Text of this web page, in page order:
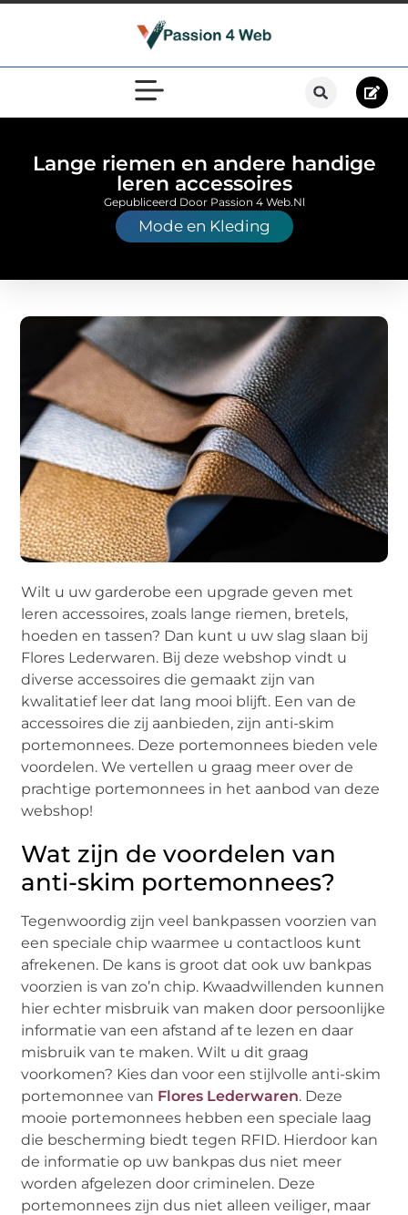
Lange riemen en andere handige
leren accessoires
Mode en Kleding
Gepubliceerd Door Passion 4 Web.nl
Wilt u uw garderobe een upgrade geven met
leren accessoires, zoals lange riemen, bretels,
hoeden en tassen? Dan kunt u uw slag slaan bij
Flores Lederwaren. Bij deze webshop vindt u
diverse accessoires die gemaakt zijn van
kwalitatief leer dat lang mooi blijft. Een van de
accessoires die zij aanbieden, zijn anti-skim
portemonnees. Deze portemonnees bieden vele
voordelen. We vertellen u graag meer over de
prachtige portemonnees in het aanbod van deze
webshop!
Wat zijn de voordelen van
anti-skim portemonnees?
Tegenwoordig zijn veel bankpassen voorzien van
een speciale chip waarmee u contactloos kunt
afrekenen. De kans is groot dat ook uw bankpas
voorzien is van zo’n chip. Kwaadwillenden kunnen
hier echter misbruik van maken door persoonlijke
informatie van een afstand af te lezen en daar
misbruik van te maken. Wilt u dit graag
voorkomen? Kies dan voor een stijlvolle anti-skim
portemonnee van Flores Lederwaren. Deze
mooie portemonnees hebben een speciale laag
die bescherming biedt tegen RFID. Hierdoor kan
de informatie op uw bankpas dus niet meer
worden afgelezen door criminelen. Deze
portemonnees zijn dus niet alleen veiliger, maar